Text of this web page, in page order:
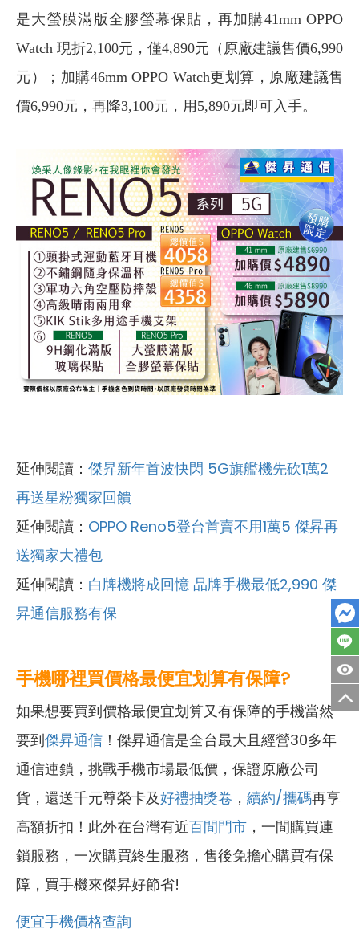
是大螢膜滿版全膠螢幕保貼，再加購41mm OPPO
Watch 現折2,100元，僅4,890元（原廠建議售價6,990
元）；加購46mm OPPO Watch更划算，原廠建議售
價6,990元，再降3,100元，用5,890元即可入手。
延伸閱讀： 傑昇新年首波快閃 5G旗艦機先砍1萬2
再送星粉獨家回饋
延伸閱讀： OPPO Reno5登台首賣不用1萬5 傑昇再
送獨家大禮包
延伸閱讀： 白牌機將成回憶 品牌手機最低2,990 傑
昇通信服務有保
手機哪裡買價格最便宜划算有保障?
如果想要買到價格最便宜划算又有保障的手機當然
要到傑昇通信 ！傑昇通信是全台最大且經營30多年
通信連鎖，挑戰手機市場最低價，保證原廠公司
貨，還送千元尊榮卡及好禮抽獎卷 ， 續約/攜碼再享
高額折扣！此外在台灣有近百間門市 ，一間購買連
鎖服務，一次購買終生服務，售後免擔心購買有保
障，買手機來傑昇好節省!
便宜手機價格查詢